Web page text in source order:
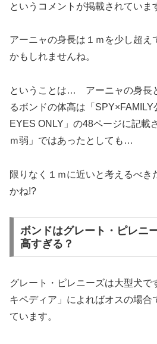
というコメントが掲載されてい
アーニャの身長は１ｍを少し超え
かもしれませんね。
ということは… アーニャの身長
るボンドの体高は「
EYES ONLY」の48ページに記載
ｍ弱」ではあったとしても…
限りなく１ｍに近いと考えるべき
かね!?
ボンドはグレート・ピレニ
高すぎる？
グレート・ピレニーズは大型犬で
キペディア」によればオスの場合
ています。